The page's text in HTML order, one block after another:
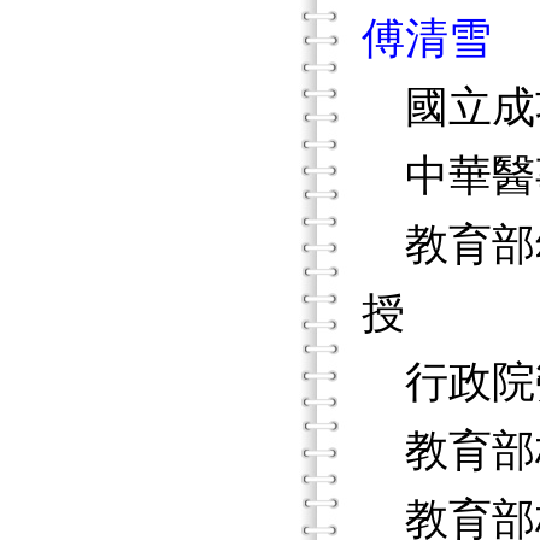
傅清雪
國立成
中華醫
教育部
授
行政院
教育部
教育部